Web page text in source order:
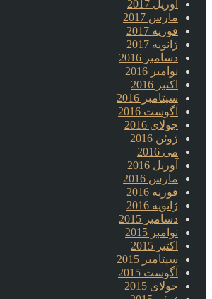
آوریل 2017
مارس 2017
فوریه 2017
ژانویه 2017
دسامبر 2016
نوامبر 2016
اکتبر 2016
سپتامبر 2016
آگوست 2016
جولای 2016
ژوئن 2016
می 2016
آوریل 2016
مارس 2016
فوریه 2016
ژانویه 2016
دسامبر 2015
نوامبر 2015
اکتبر 2015
سپتامبر 2015
آگوست 2015
جولای 2015